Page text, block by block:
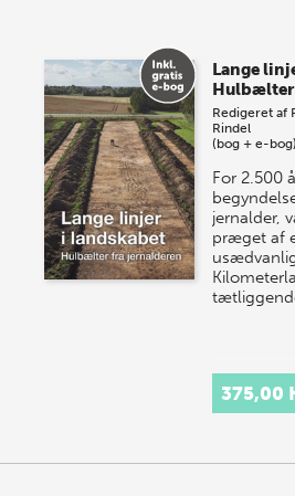
Lange
Hulbælter
Redigeret af
Rindel
(bog + e-bog)
For 2.500
jernalder,
præget af
375,00